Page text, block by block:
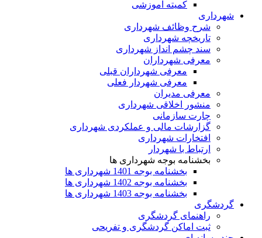
کمیته آموزشی
شهرداری
شرح وظائف شهرداری
تاریخچه شهرداری
سند چشم انداز شهرداری
معرفی شهرداران
معرفی شهرداران قبلی
معرفی شهردار فعلی
معرفی مدیران
منشور اخلاقی شهرداری
چارت سازمانی
گزارشات مالی و عملکردی شهرداری
افتخارات شهرداری
ارتباط با شهردار
بخشنامه بوجه شهرداری ها
بخشنامه بوجه 1401 شهرداری ها
بخشنامه بوجه 1402 شهرداری ها
بخشنامه بوجه 1403 شهرداری ها
گردشگری
راهنمای گردشگری
ثبت اماکن گردشگری و تفریحی